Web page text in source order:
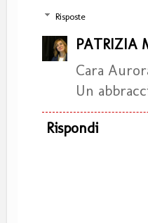
Risposte
PATRIZIA
Cara
Un
Rispondi